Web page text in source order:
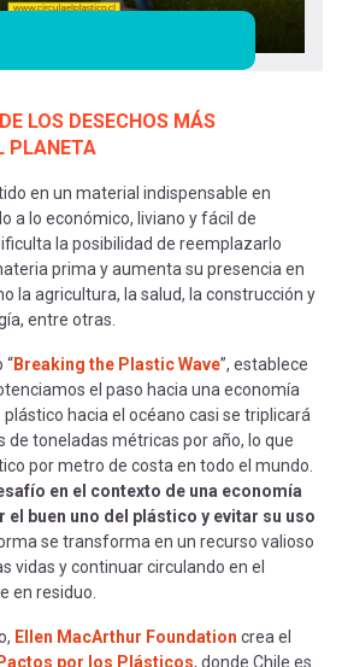
LOS DESECHOS MÁS
PLANETA
en un material indispensable en
a lo económico, liviano y fácil de
la posibilidad de reemplazarlo
prima y aumenta su presencia en
la agricultura, la salud, la construcción y
entre otras.
“Breaking the Plastic Wave”, establece
el paso hacia una economía
hacia el océano casi se triplicará
de toneladas métricas por año, lo que
por metro de costa en todo el mundo.
en el contexto de una economía
buen uno del plástico y evitar su uso
se transforma en un recurso valioso
vidas y continuar circulando en el
en residuo.
Ellen MacArthur Foundation crea el
por los Plásticos, donde Chile es